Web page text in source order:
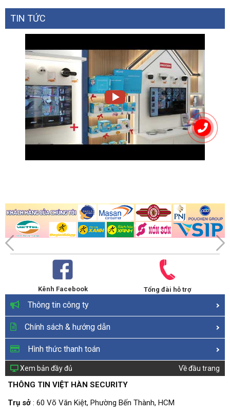
TIN TỨC
Kênh Facebook Tổng đài hỗ trợ
Thông tin công ty
Chính sách & hướng dẫn
Hình thức thanh toán
Xem bản đầy đủ Về đầu trang
THÔNG TIN VIỆT HÀN SECURITY
Trụ sở : 60 Võ Văn Kiệt, Phường Bến Thành, HCM